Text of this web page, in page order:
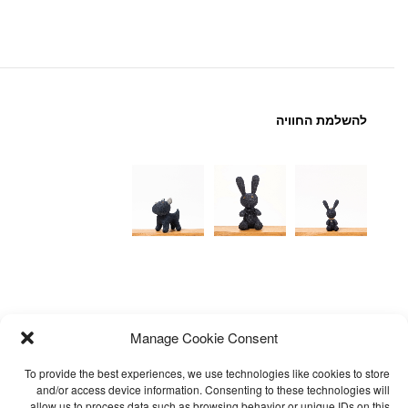
Manage Cookie Consent
To provide the best experiences, we use technologies like cookies to store
and/or access device information. Consenting to these technologies will
להשלמת החוויה